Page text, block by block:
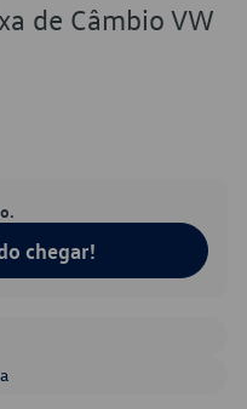
de Câmbio VW
chegar!